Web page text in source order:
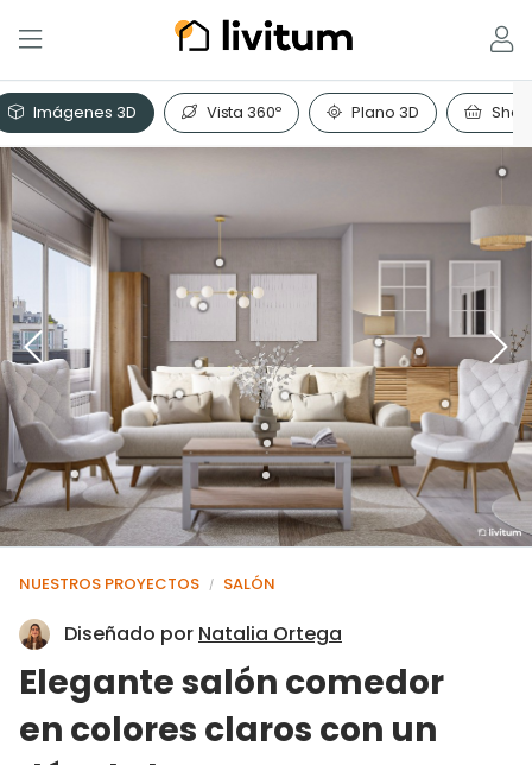
Imágenes 3D Vista 360º Plano 3D
NUESTROS PROYECTOS / SALÓN
Diseñado por Natalia Ortega
Elegante salón comedor
en colores claros con un